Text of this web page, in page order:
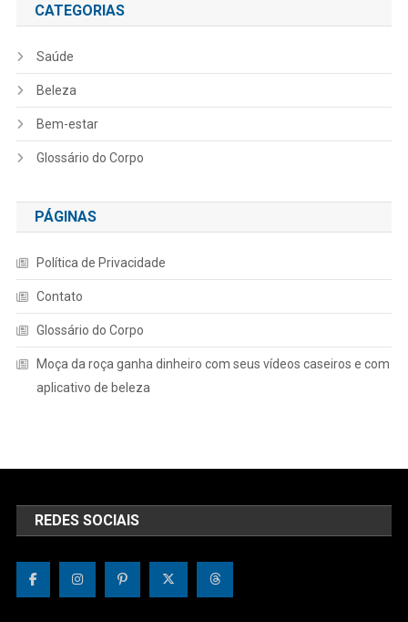
CATEGORIAS
Saúde
Beleza
Bem-estar
Glossário do Corpo
PÁGINAS
Política de Privacidade
Contato
Glossário do Corpo
Moça da roça ganha dinheiro com seus vídeos caseiros e com
aplicativo de beleza
REDES SOCIAIS